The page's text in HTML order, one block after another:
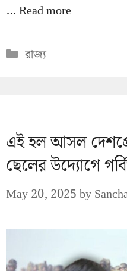
…Read more
Categories
রাজ্য
এই হল আসল
ছেলের উদ্যোগে
May 20, 2025by